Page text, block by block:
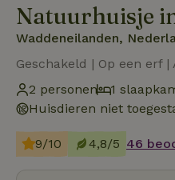
Natuurhuisje
Waddeneilanden,
Geschakeld | Op een erf
2 personen
1
Huisdieren niet
9/10 4,8/5 46